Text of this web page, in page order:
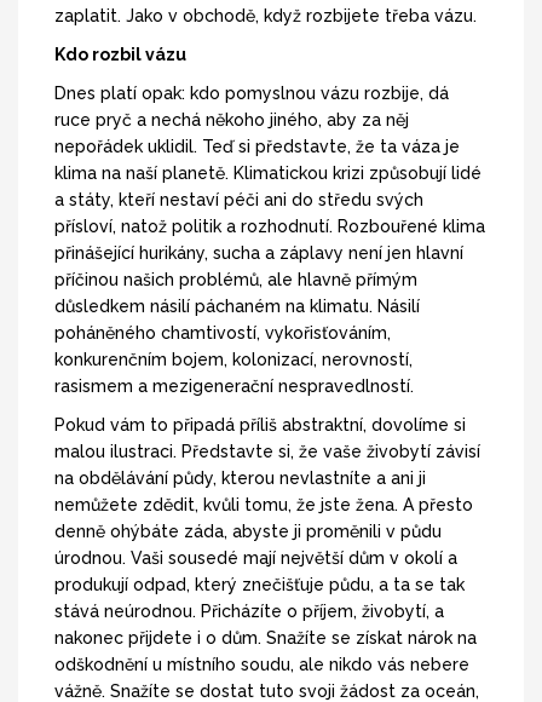
zaplatit. Jako v obchodě, když rozbijete třeba vázu.
Kdo rozbil vázu
Dnes platí opak: kdo pomyslnou vázu rozbije, dá
ruce pryč a nechá někoho jiného, aby za něj
nepořádek uklidil. Teď si představte, že ta váza je
klima na naší planetě. Klimatickou krizi způsobují lidé
a státy, kteří nestaví péči ani do středu svých
přísloví, natož politik a rozhodnutí. Rozbouřené klima
přinášející hurikány, sucha a záplavy není jen hlavní
příčinou našich problémů, ale hlavně přímým
důsledkem násilí páchaném na klimatu. Násilí
poháněného chamtivostí, vykořisťováním,
konkurenčním bojem, kolonizací, nerovností,
rasismem a mezigenerační nespravedlností.
Pokud vám to připadá příliš abstraktní, dovolíme si
malou ilustraci. Představte si, že vaše živobytí závisí
na obdělávání půdy, kterou nevlastníte a ani ji
nemůžete zdědit, kvůli tomu, že jste žena. A přesto
denně ohýbáte záda, abyste ji proměnili v půdu
úrodnou. Vaši sousedé mají největší dům v okolí a
produkují odpad, který znečišťuje půdu, a ta se tak
stává neúrodnou. Přicházíte o příjem, živobytí, a
nakonec přijdete i o dům. Snažíte se získat nárok na
odškodnění u místního soudu, ale nikdo vás nebere
vážně. Snažíte se dostat tuto svoji žádost za oceán,